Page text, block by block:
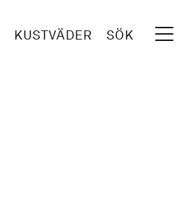
KUSTVÄDER SÖK